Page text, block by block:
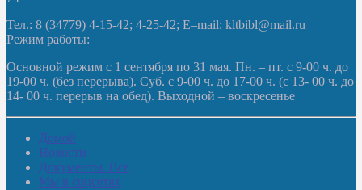
Тел.: 8 (34779) 4-15-42; 4-25-42; E–mail: kltbibl@mail.ru
Режим работы:
Основной режим с 1 сентября по 31 мая. Пн. – пт. с 9-00 ч. до
19-00 ч. (без перерыва). Суб. с 9-00 ч. до 17-00 ч. (с 13- 00 ч. до
14- 00 ч. перерыв на обед). Выходной – воскресенье
Домой
Новости
Документы. Все
Мы в соцсетях